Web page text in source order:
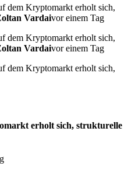
dem Kryptomarkt erholt sich,
Vardaivor einem Tag
dem Kryptomarkt erholt sich,
Vardaivor einem Tag
dem Kryptomarkt erholt sich,
erholt sich, strukturelle